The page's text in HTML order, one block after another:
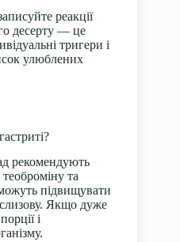
реакції
десерту — це
тригери і
улюблених
рекомендують
та
підвищувати
Якщо дуже
і